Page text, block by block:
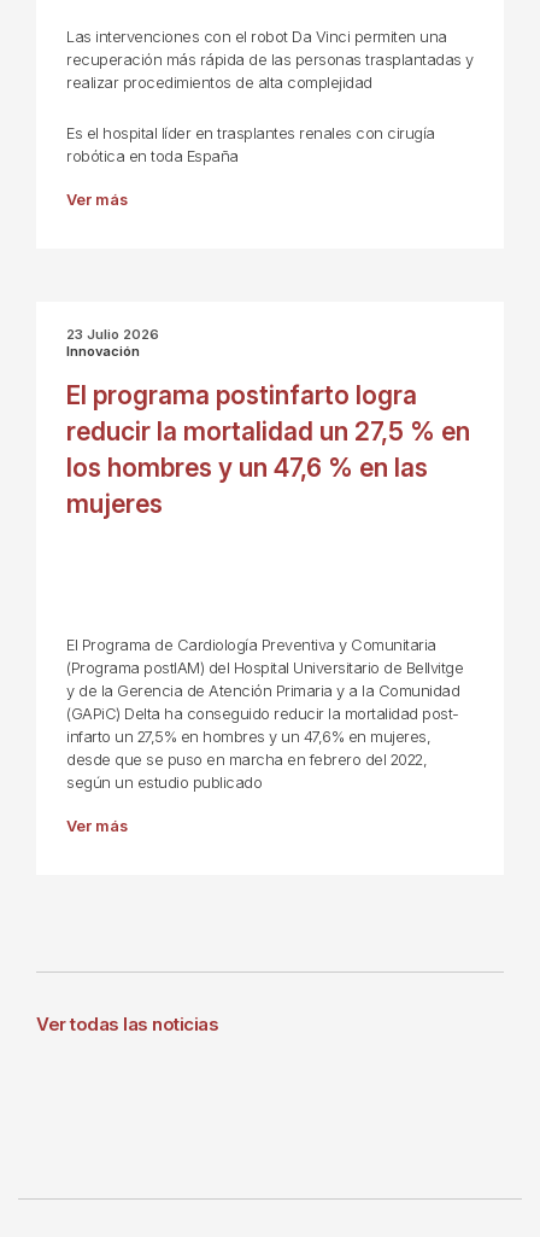
Las intervenciones con el robot Da Vinci permiten una
recuperación más rápida de las personas trasplantadas y
realizar procedimientos de alta complejidad
Es el hospital líder en trasplantes renales con cirugía
robótica en toda España
Ver más
23 Julio 2026
Innovación
El programa postinfarto logra
reducir la mortalidad un 27,5 % en
los hombres y un 47,6 % en las
mujeres
El Programa de Cardiología Preventiva y Comunitaria
(Programa postIAM) del Hospital Universitario de Bellvitge
y de la Gerencia de Atención Primaria y a la Comunidad
(GAPiC) Delta ha conseguido reducir la mortalidad post-
infarto un 27,5% en hombres y un 47,6% en mujeres,
desde que se puso en marcha en febrero del 2022,
según un estudio publicado
Ver más
Ver todas las noticias